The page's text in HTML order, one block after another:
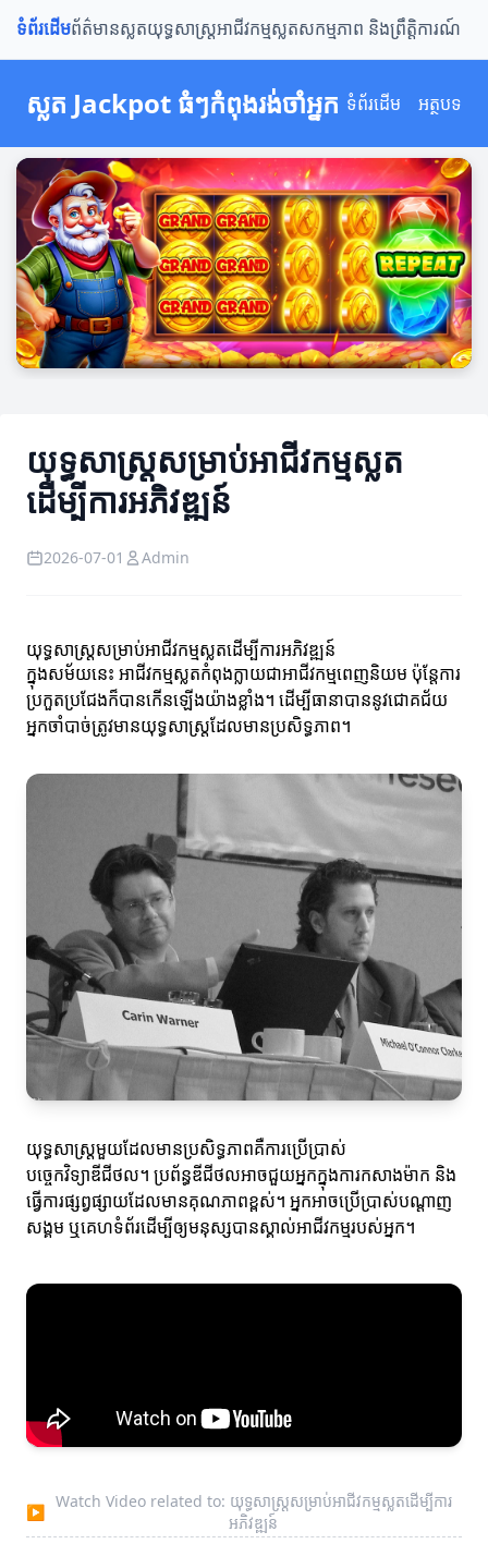
ទំព័រដើមព័ត៌មានស្លតយុទ្ធសាស្ត្រអាជីវកម្មស្លតសកម្មភាព និងព្រឹត្តិការណ៍
ស្លត Jackpot ធំៗកំពុងរង់ចាំអ្នក ទំព័រដើម អត្ថបទ
យុទ្ធសាស្ត្រសម្រាប់អាជីវកម្មស្លត
ដើម្បីការអភិវឌ្ឍន៍
2026-07-01 Admin
យុទ្ធសាស្ត្រសម្រាប់អាជីវកម្មស្លតដើម្បីការអភិវឌ្ឍន៍
ក្នុងសម័យនេះ អាជីវកម្មស្លតកំពុងក្លាយជាអាជីវកម្មពេញនិយម ប៉ុន្តែការ
ប្រកួតប្រជែងក៏បានកើនឡើងយ៉ាងខ្លាំង។ ដើម្បីធានាបាននូវជោគជ័យ
អ្នកចាំបាច់ត្រូវមានយុទ្ធសាស្ត្រដែលមានប្រសិទ្ធភាព។
យុទ្ធសាស្ត្រមួយដែលមានប្រសិទ្ធភាពគឺការប្រើប្រាស់
បច្ចេកវិទ្យាឌីជីថល។ ប្រព័ន្ធឌីជីថលអាចជួយអ្នកក្នុងការកសាងម៉ាក និង
ធ្វើការផ្សព្វផ្សាយដែលមានគុណភាពខ្ពស់។ អ្នកអាចប្រើប្រាស់បណ្ដាញ
សង្គម ឬគេហទំព័រដើម្បីឲ្យមនុស្សបានស្គាល់អាជីវកម្មរបស់អ្នក។
▶
Watch Video related to: យុទ្ធសាស្ត្រសម្រាប់អាជីវកម្មស្លតដើម្បីការ
អភិវឌ្ឍន៍